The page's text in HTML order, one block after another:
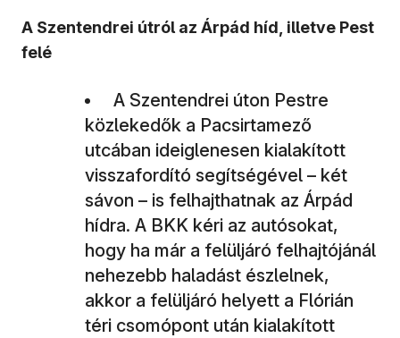
A Szentendrei útról az Árpád híd, illetve Pest
felé
A Szentendrei úton Pestre
közlekedők a Pacsirtamező
utcában ideiglenesen kialakított
visszafordító segítségével – két
sávon – is felhajthatnak az Árpád
hídra. A BKK kéri az autósokat,
hogy ha már a felüljáró felhajtójánál
nehezebb haladást észlelnek,
akkor a felüljáró helyett a Flórián
téri csomópont után kialakított